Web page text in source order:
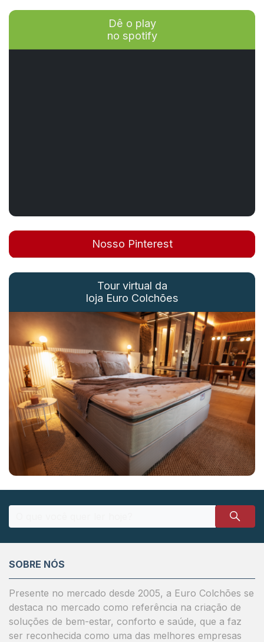
Dê o play
no spotify
Nosso Pinterest
Tour virtual da
loja Euro Colchões
SOBRE NÓS
Presente no mercado desde 2005, a Euro Colchões se
destaca no mercado como referência na criação de
soluções de bem-estar, conforto e saúde, que a faz
ser reconhecida como uma das melhores empresas